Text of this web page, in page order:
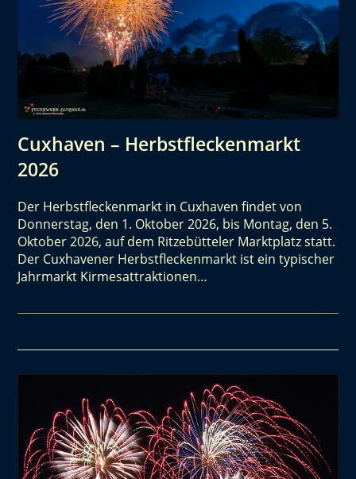
Cuxhaven – Herbstfleckenmarkt
2026
Der Herbstfleckenmarkt in Cuxhaven findet von
Donnerstag, den 1. Oktober 2026, bis Montag, den 5.
Oktober 2026, auf dem Ritzebütteler Marktplatz statt.
Der Cuxhavener Herbstfleckenmarkt ist ein typischer
Jahrmarkt Kirmesattraktionen…